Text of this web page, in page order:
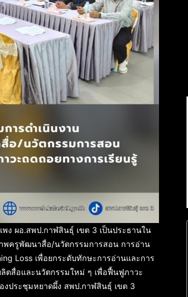
ผอ.สพป.กาฬสินธุ์ เขต 3 เป็นประธานใน
พครูพัฒนาสื่อ/นวัตกรรมการสอน การอ่าน
Loss เพื่อยกระดับทักษะการอ่านและการ
ตสื่อและนวัตกรรมใหม่ ๆ เพื่อฟื้นฟูภาวะ
งประชุมหยาดผึ้ง สพป.กาฬสินธุ์ เขต 3